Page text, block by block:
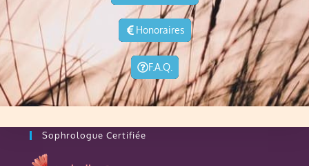
Honoraires
F.A.Q.
Sophrologue Certifiée